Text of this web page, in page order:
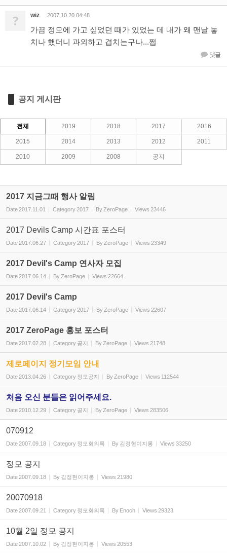
? wiz 2007.10.20 04:48
가끔 정모에 가고 싶었던 때가 있었는 데 내가 왜 맨날 놓
치나 했더니 과외하고 겹치는구나...쩝
댓글
공지 게시판
전체 2019 2018 2017 2016
2015 2014 2013 2012 2011
2010 2009 2008 공지
2017 지금그때 행사 알림
Date2017.11.01 Category2017 By ZeroPage Views 23446
2017 Devils Camp 시간표 포스터
Date2017.06.27 Category2017 By ZeroPage Views 23349
2017 Devil's Camp 연사자 모집
Date2017.06.14 By ZeroPage Views 22664
2017 Devil's Camp
Date2017.06.14 Category2017 By ZeroPage Views 22607
2017 ZeroPage 홍보 포스터
Date2017.02.28 Category 공지 By ZeroPage Views 21748
제로페이지 정기모임 안내
Date2013.04.26 Category 정모공지 By ZeroPage Views 112544
처음 오신 분들은 읽어주세요.
Date2010.12.29 Category 공지 By ZeroPage Views 283506
070912
Date2007.09.18 Category 정모회의록 By 김정현이지롱 Views 33250
정모 공지
Date2007.09.18 By 김정현이지롱 Views 21980
20070918
Date2007.09.21 Category 정모회의록 By Enoch Views 29323
10월 2일 정모 공지
Date2007.10.02 By 김정현이지롱 Views 20553